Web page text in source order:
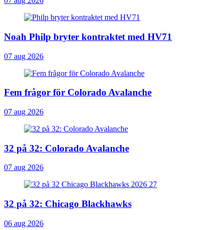
Noah Philp bryter kontraktet med HV71
07 aug 2026
Fem frågor för Colorado Avalanche
07 aug 2026
32 på 32: Colorado Avalanche
07 aug 2026
32 på 32: Chicago Blackhawks
06 aug 2026